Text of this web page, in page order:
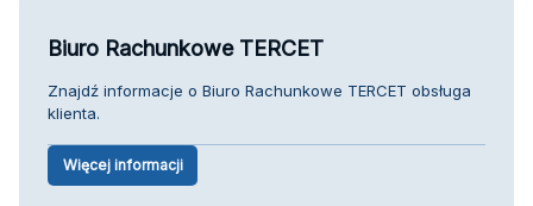
Biuro Rachunkowe TERCET
Znajdź informacje o Biuro Rachunkowe TERCET obsługa
klienta.
Więcej informacji